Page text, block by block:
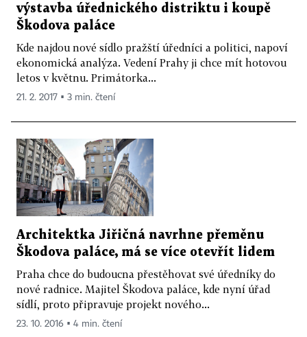
výstavba úřednického distriktu i koupě
Škodova paláce
Kde najdou nové sídlo pražští úředníci a politici, napoví
ekonomická analýza. Vedení Prahy ji chce mít hotovou
letos v květnu. Primátorka...
21. 2. 2017 ▪ 3 min. čtení
Architektka Jiřičná navrhne přeměnu
Škodova paláce, má se více otevřít lidem
Praha chce do budoucna přestěhovat své úředníky do
nové radnice. Majitel Škodova paláce, kde nyní úřad
sídlí, proto připravuje projekt nového...
23. 10. 2016 ▪ 4 min. čtení